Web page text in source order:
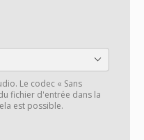
Le codec « Sans
fichier d'entrée dans la
est possible.